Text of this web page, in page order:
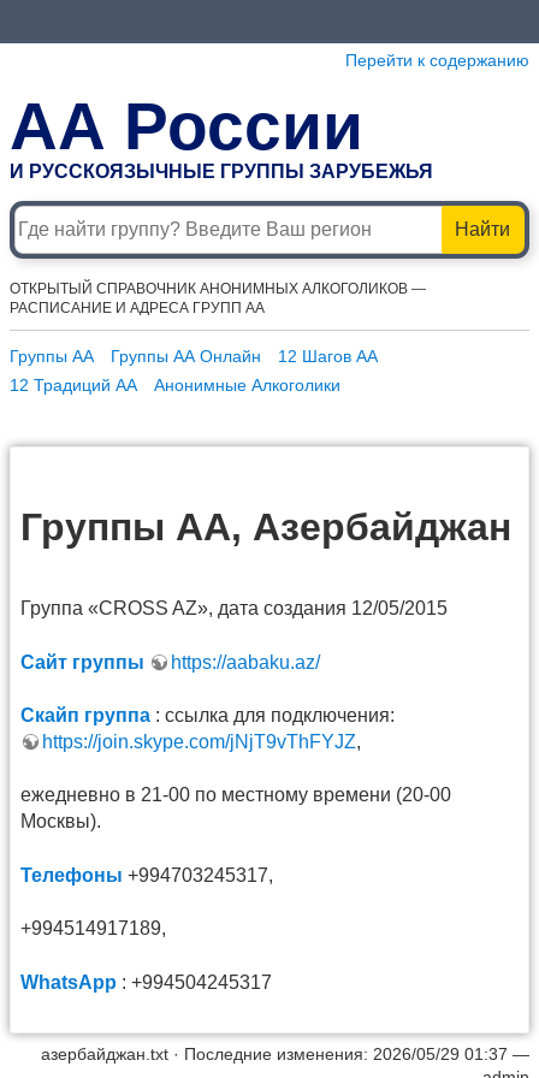
Перейти к содержанию
АА России
И РУССКОЯЗЫЧНЫЕ ГРУППЫ ЗАРУБЕЖЬЯ
Найти
ОТКРЫТЫЙ СПРАВОЧНИК АНОНИМНЫХ АЛКОГОЛИКОВ —
РАСПИСАНИЕ И АДРЕСА ГРУПП АА
Группы АА Группы АА Онлайн
12 Шагов АА
12 Традиций АА
Анонимные Алкоголики
Группы АА, Азербайджан
Группа «CROSS AZ», дата создания 12/05/2015
Сайт группы https://aabaku.az/
Скайп группа : ссылка для подключения:
https://join.skype.com/jNjT9vThFYJZ,
ежедневно в 21-00 по местному времени (20-00
Москвы).
Телефоны +994703245317,
+994514917189,
WhatsApp : +994504245317
азербайджан.txt · Последние изменения: 2026/05/29 01:37 —